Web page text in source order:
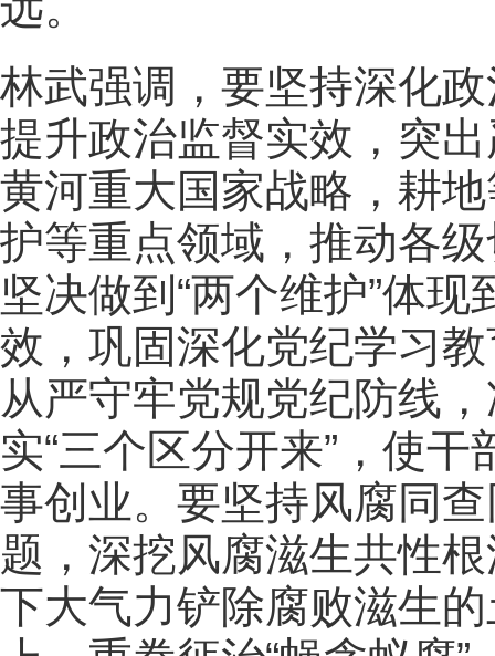
林武强调，要坚持深化
提升政治监督实效，突
黄河重大国家战略，耕
护等重点领域，推动各
坚决做到“两个维护”体
效，巩固深化党纪学习
从严守牢党规党纪防线
实“三个区分开来”，使
事创业。要坚持风腐同
题，深挖风腐滋生共性
下大气力铲除腐败滋生